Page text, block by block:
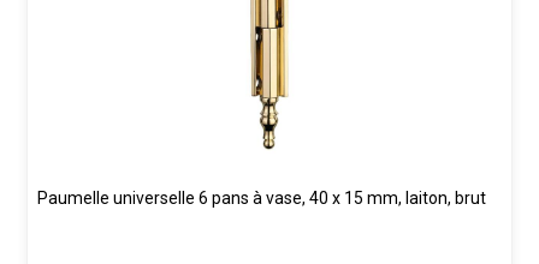
Paumelle universelle 6 pans à vase, 40 x 15 mm, laiton, brut